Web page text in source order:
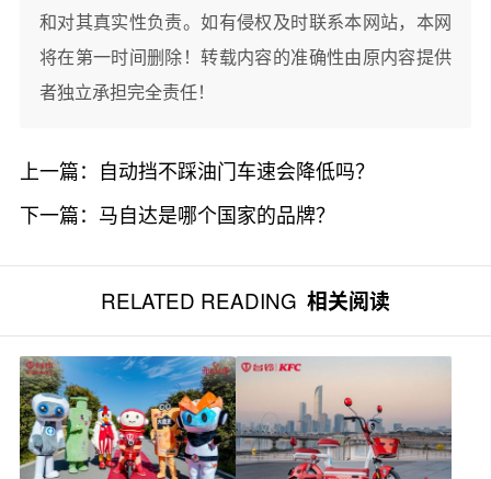
和对其真实性负责。如有侵权及时联系本网站，本网
将在第一时间删除！转载内容的准确性由原内容提供
者独立承担完全责任！
上一篇： 自动挡不踩油门车速会降低吗？
下一篇： 马自达是哪个国家的品牌？
RELATED READING 相关阅读